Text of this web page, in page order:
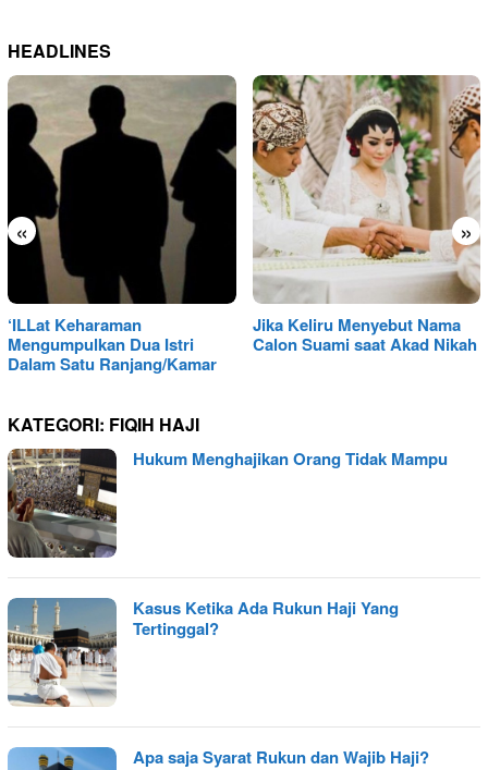
HEADLINES
« »
‘ILLat Keharaman
Mengumpulkan Dua Istri
Dalam Satu Ranjang/Kamar
Jika Keliru Menyebut Nama
Calon Suami saat Akad Nikah
KATEGORI: FIQIH HAJI
Hukum Menghajikan Orang Tidak Mampu
Kasus Ketika Ada Rukun Haji Yang
Tertinggal?
Apa saja Syarat Rukun dan Wajib Haji?